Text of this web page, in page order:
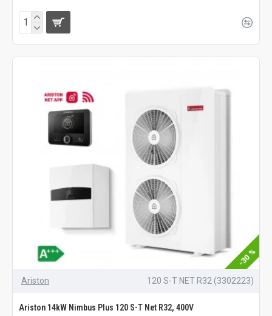
-30 %
Ariston 120 S-T NET R32 (3302223)
Ariston 14kW Nimbus Plus 120 S-T Net R32, 400V